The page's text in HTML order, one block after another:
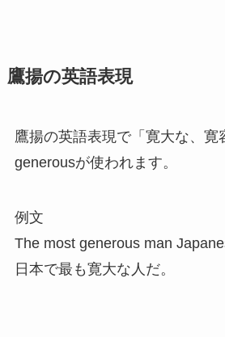
鷹揚の英語表現
鷹揚の英語表現で「寛大な、寛
generousが使われます。
例文
The most generous man
日本で最も寛大な人だ。